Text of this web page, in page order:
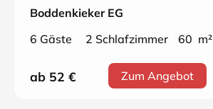
Boddenkieker EG
6 Gäste
2 Schlafzimmer 60 m²
ab 52 € Zum Angebot